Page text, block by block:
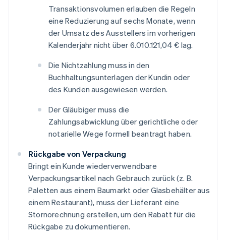
Transaktionsvolumen erlauben die Regeln
eine Reduzierung auf sechs Monate, wenn
der Umsatz des Ausstellers im vorherigen
Kalenderjahr nicht über 6.010.121,04 € lag.
Die Nichtzahlung muss in den
Buchhaltungsunterlagen der Kundin oder
des Kunden ausgewiesen werden.
Der Gläubiger muss die
Zahlungsabwicklung über gerichtliche oder
notarielle Wege formell beantragt haben.
Rückgabe von Verpackung
Bringt ein Kunde wiederverwendbare
Verpackungsartikel nach Gebrauch zurück (z. B.
Paletten aus einem Baumarkt oder Glasbehälter aus
einem Restaurant), muss der Lieferant eine
Stornorechnung erstellen, um den Rabatt für die
Rückgabe zu dokumentieren.